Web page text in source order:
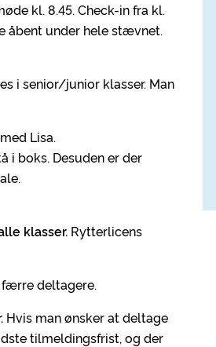
kl. 8.45. Check-in fra kl.
åbent under hele stævnet.
i senior/junior klasser. Man
Lisa.
i boks. Desuden er der
klasser. Rytterlicens
deltagere.
Hvis man ønsker at deltage
tilmeldingsfrist, og der